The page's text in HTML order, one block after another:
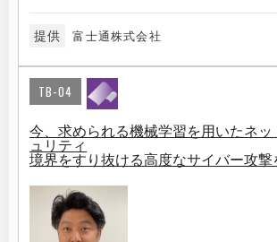
提供 富士通株式会社
TB-04
今、求められる機械学習を用いたネッ
ュリティ
境界をすり抜ける高度なサイバー攻撃